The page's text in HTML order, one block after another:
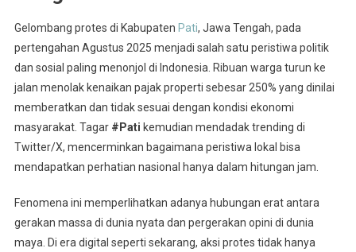
Gelombang protes di Kabupaten Pati, Jawa Tengah, pada
pertengahan Agustus 2025 menjadi salah satu peristiwa politik
dan sosial paling menonjol di Indonesia. Ribuan warga turun ke
jalan menolak kenaikan pajak properti sebesar 250% yang dinilai
memberatkan dan tidak sesuai dengan kondisi ekonomi
masyarakat. Tagar #Pati kemudian mendadak trending di
Twitter/X, mencerminkan bagaimana peristiwa lokal bisa
mendapatkan perhatian nasional hanya dalam hitungan jam.
Fenomena ini memperlihatkan adanya hubungan erat antara
gerakan massa di dunia nyata dan pergerakan opini di dunia
maya. Di era digital seperti sekarang, aksi protes tidak hanya